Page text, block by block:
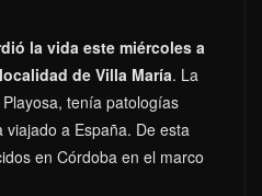
la vida este miércoles a
de Villa María. La
tenía patologías
a España. De esta
en Córdoba en el marco